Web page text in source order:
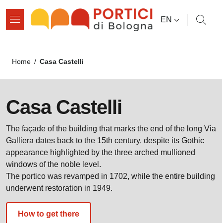
LANGUAGE
EN
Breadcrumb
Home / Casa Castelli
Casa Castelli
The façade of the building that marks the end of the long Via
Galliera dates back to the 15th century, despite its Gothic
appearance highlighted by the three arched mullioned
windows of the noble level.
The portico was revamped in 1702, while the entire building
underwent restoration in 1949.
How to get there